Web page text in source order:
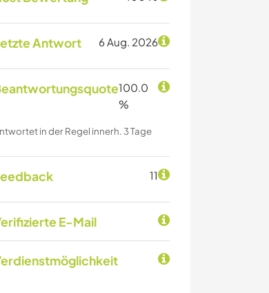
Antwort 6 Aug. 2026
100.0
%
in der Regel innerh. 3 Tage
11
E-Mail